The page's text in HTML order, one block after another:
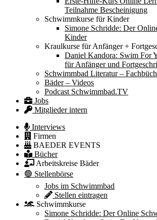
Teilnahme Bescheinigung
Schwimmkurse für Kinder
Simone Schridde: Der
Kinder
Kraulkurse für Anfänger +
Daniel Kandora: Swim For
für Anfänger und
Schwimmbad Literatur –
Bäder – Videos
Podcast Schwimmbad.TV
Jobs
Mitglieder intern
Interviews
Firmen
BAEDER EVENTS
Bücher
Arbeitskreise Bäder
🟢 Stellenbörse
Jobs im Schwimmbad
Stellen eintragen
Schwimmkurse
Simone Schridde: Der Online